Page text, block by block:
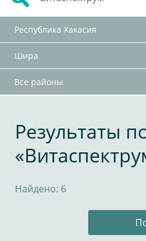
Республика Хакасия
Шира
Все районы
Результаты
Найдено: 6